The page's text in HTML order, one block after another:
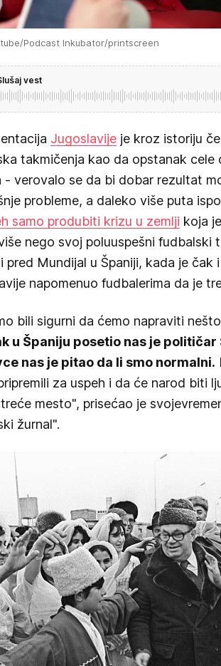
Podcast Inkubator/printscreen
vest
Jugoslavije je kroz istoriju
takmičenja kao da opstanak cele
- verovalo se da bi dobar rezultat
probleme, a daleko više puta
samo produbiti krizu u zemlji koja
nego svoj poluuspešni fudbalski
pred Mundijal u Španiji, kada je čak
napomenuo fudbalerima da je
bili sigurni da ćemo napraviti
u Španiju posetio nas je političar
nas je pitao da li smo normalni.
za uspeh i da će narod biti
mesto", prisećao je
žurnal".